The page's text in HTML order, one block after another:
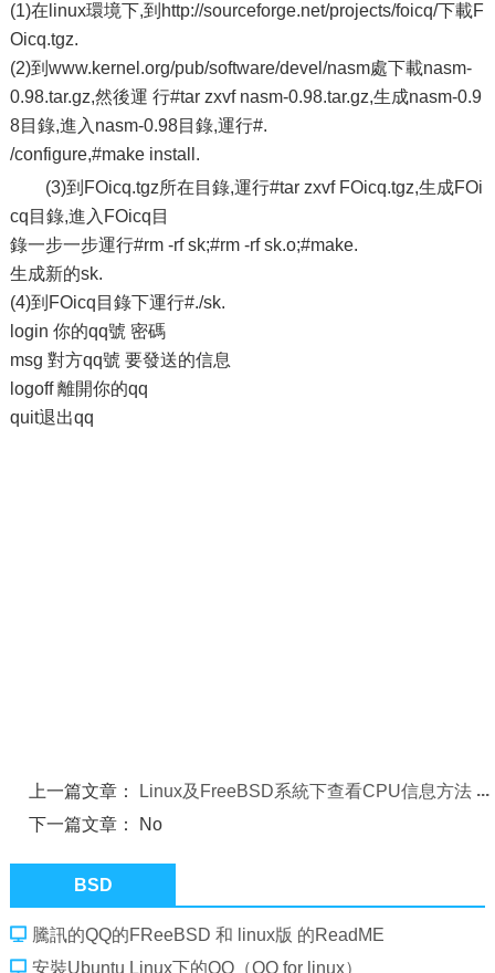
(1)在linux環境下,到http://sourceforge.net/projects/foicq/下載F
Oicq.tgz.
(2)到www.kernel.org/pub/software/devel/nasm處下載nasm-
0.98.tar.gz,然後運 行#tar zxvf nasm-0.98.tar.gz,生成nasm-0.9
8目錄,進入nasm-0.98目錄,運行#.
/configure,#make install.
(3)到FOicq.tgz所在目錄,運行#tar zxvf FOicq.tgz,生成FOi
cq目錄,進入FOicq目
錄一步一步運行#rm -rf sk;#rm -rf sk.o;#make.
生成新的sk.
(4)到FOicq目錄下運行#./sk.
login 你的qq號 密碼
msg 對方qq號 要發送的信息
logoff 離開你的qq
quit退出qq
上一篇文章：
Linux及FreeBSD系統下查看CPU信息方法
下一篇文章： No
BSD
騰訊的QQ的FReeBSD 和 linux版 的ReadME
安裝Ubuntu Linux下的QQ（QQ for linux）